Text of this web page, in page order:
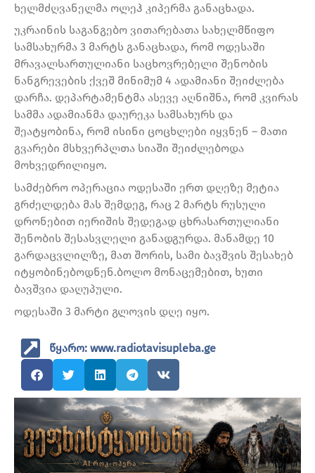
ხელმძღვანელმა ოლეჰ კიპერმა განაცხადა.
უკრაინის საგანგებო ვითარებათა სახელმწიფო
სამსახურმა 3 მარტს განაცხადა, რომ ოდესაში
მრავალსართულიანი საცხოვრებელი შენობის
ნანგრევების ქვეშ მინიმუმ 4 ადამიანი შეიძლება
დარჩა. დეპარტამენტმა ასევე აღნიშნა, რომ კვირას
სამმა ადამიანმა დაურეკა სამსახურს და
შეატყობინა, რომ ისინი ცოცხლები იყვნენ – მათი
გვარები მსხვერპლთა სიაში შეიძლებოდა
მოხვედრილიყო.
სამძებრო ოპერაცია ოდესაში ერთ დღეზე მეტია
გრძელდება მას შემდეგ, რაც 2 მარტს რუსული
დრონებით იერიშის შედეგად ცხრასართულიანი
შენობის შესასვლელი განადგურდა. მანამდე 10
გარდაცვლილზე, მათ შორის, სამი ბავშვის შესახებ
იტყობინებოდნენ.ბოლო მონაცემებით, ხუთი
ბავშვია დაღუპული.
ოდესაში 3 მარტი გლოვის დღე იყო.
წყარო: www.radiotavisupleba.ge